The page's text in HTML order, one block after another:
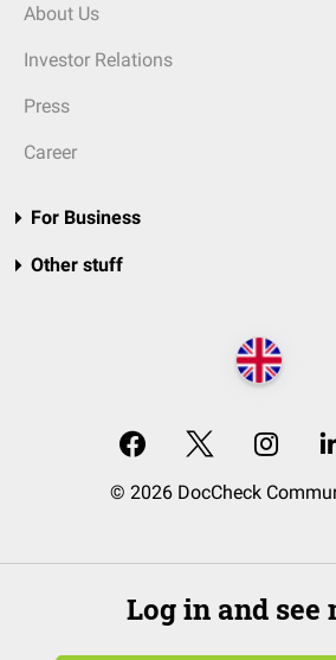
About Us
Investor Relations
Press
Career
For Business
Other stuff
© 2026 DocCheck
Log in and see